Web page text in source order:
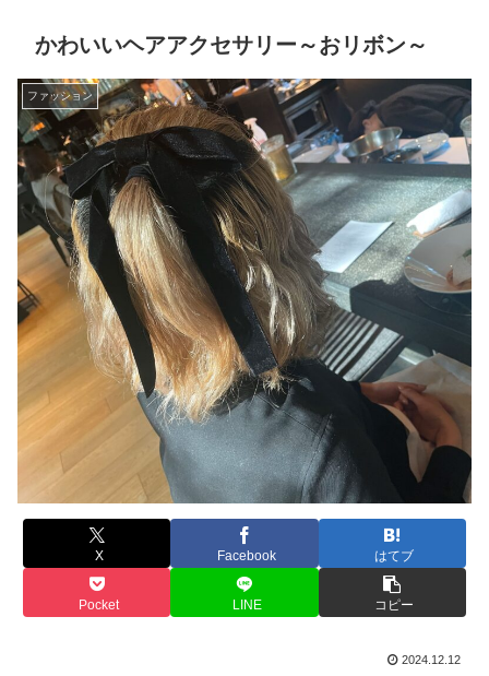
かわいいヘアアクセサリー～おリボン～
ファッション
X Facebook はてブ
Pocket LINE コピー
2024.12.12